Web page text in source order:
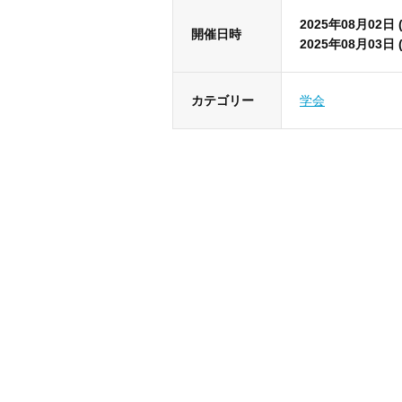
開催日時
2025年08月02日
2025年08月03日
カテゴリー 学会